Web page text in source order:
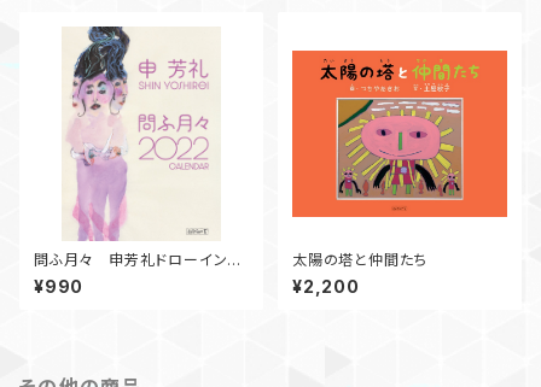
問ふ月々 申芳礼ドローイング
集 2022年カレンダー
¥990
太陽の塔と仲間たち
¥2,200